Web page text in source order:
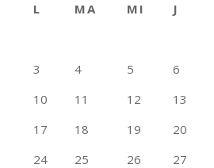
L
MA MI J
3
4 5 6
10
11 12 13
17
18 19 20
24
25 26 27